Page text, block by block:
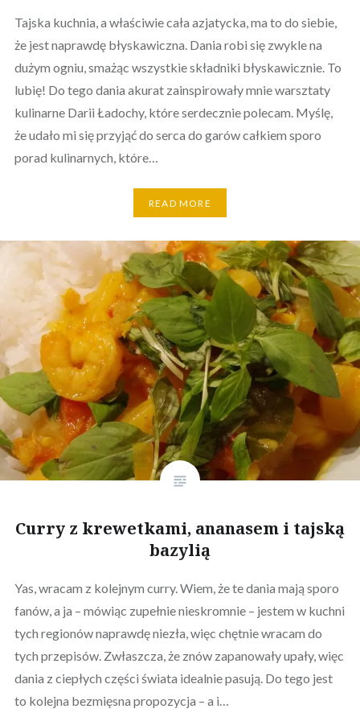
Tajska kuchnia, a właściwie cała azjatycka, ma to do siebie,
że jest naprawdę błyskawiczna. Dania robi się zwykle na
dużym ogniu, smażąc wszystkie składniki błyskawicznie. To
lubię! Do tego dania akurat zainspirowały mnie warsztaty
kulinarne Darii Ładochy, które serdecznie polecam. Myślę,
że udało mi się przyjąć do serca do garów całkiem sporo
porad kulinarnych, które…
READ MORE
Curry z krewetkami, ananasem i tajską
bazylią
Yas, wracam z kolejnym curry. Wiem, że te dania mają sporo
fanów, a ja – mówiąc zupełnie nieskromnie – jestem w kuchni
tych regionów naprawdę niezła, więc chętnie wracam do
tych przepisów. Zwłaszcza, że znów zapanowały upały, więc
dania z ciepłych części świata idealnie pasują. Do tego jest
to kolejna bezmięsna propozycja – a i…